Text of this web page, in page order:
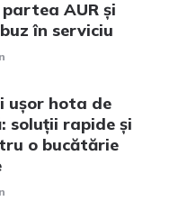
AUR și
în serviciu
ușor hota de
soluții rapide și
o bucătărie